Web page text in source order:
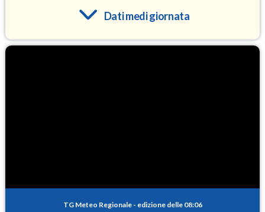
Dati medi giornata
TG Meteo Regionale - edizione delle 08:06